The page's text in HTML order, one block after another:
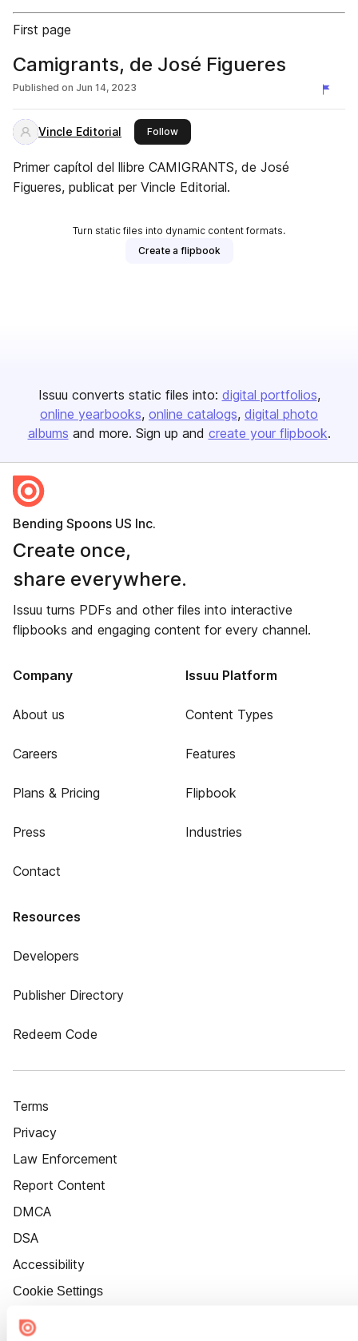
First page
Camigrants, de José Figueres
Published on Jun 14, 2023
Vincle Editorial Followthis publisher
Primer capítol del llibre CAMIGRANTS, de José
Figueres, publicat per Vincle Editorial.
Turn static files into dynamic content formats.
Create a flipbook
Issuu converts static files into: digital portfolios
online yearbooks online catalogs digital photo
albums and more. Sign up and create your flipbook.
Bending Spoons US Inc.
Create once,
share everywhere.
Issuu turns PDFs and other files into interactive
flipbooks and engaging content for every channel.
Company
About us
Careers
Plans & Pricing
Press
Contact
Issuu Platform
Content Types
Features
Flipbook
Industries
Resources
Developers
Publisher Directory
Redeem Code
Terms
Privacy
Law Enforcement
Report Content
DMCA
DSA
Accessibility
Cookie Settings